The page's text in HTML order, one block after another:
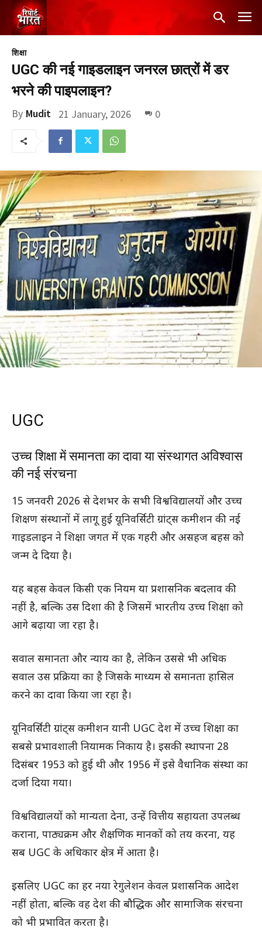
शिक्षा
UGC की नई गाइडलाइन जनरल छात्रों में डर
भरने की पाइपलाइन?
By Mudit 21 January, 2026 0
UGC
उच्च शिक्षा में समानता का दावा या संस्थागत अविश्वास
की नई संरचना
15 जनवरी 2026 से देशभर के सभी विश्वविद्यालयों और उच्च
शिक्षण संस्थानों में लागू हुई यूनिवर्सिटी ग्रांट्स कमीशन की नई
गाइडलाइन ने शिक्षा जगत में एक गहरी और असहज बहस को
जन्म दे दिया है।
यह बहस केवल किसी एक नियम या प्रशासनिक बदलाव की
नहीं है, बल्कि उस दिशा की है जिसमें भारतीय उच्च शिक्षा को
आगे बढ़ाया जा रहा है।
सवाल समानता और न्याय का है, लेकिन उससे भी अधिक
सवाल उस प्रक्रिया का है जिसके माध्यम से समानता हासिल
करने का दावा किया जा रहा है।
यूनिवर्सिटी ग्रांट्स कमीशन यानी UGC देश में उच्च शिक्षा का
सबसे प्रभावशाली नियामक निकाय है। इसकी स्थापना 28
दिसंबर 1953 को हुई थी और 1956 में इसे वैधानिक संस्था का
दर्जा दिया गया।
विश्वविद्यालयों को मान्यता देना, उन्हें वित्तीय सहायता उपलब्ध
कराना, पाठ्यक्रम और शैक्षणिक मानकों को तय करना, यह
सब UGC के अधिकार क्षेत्र में आता है।
इसलिए UGC का हर नया रेगुलेशन केवल प्रशासनिक आदेश
नहीं होता, बल्कि वह देश की बौद्धिक और सामाजिक संरचना
को भी प्रभावित करता है।